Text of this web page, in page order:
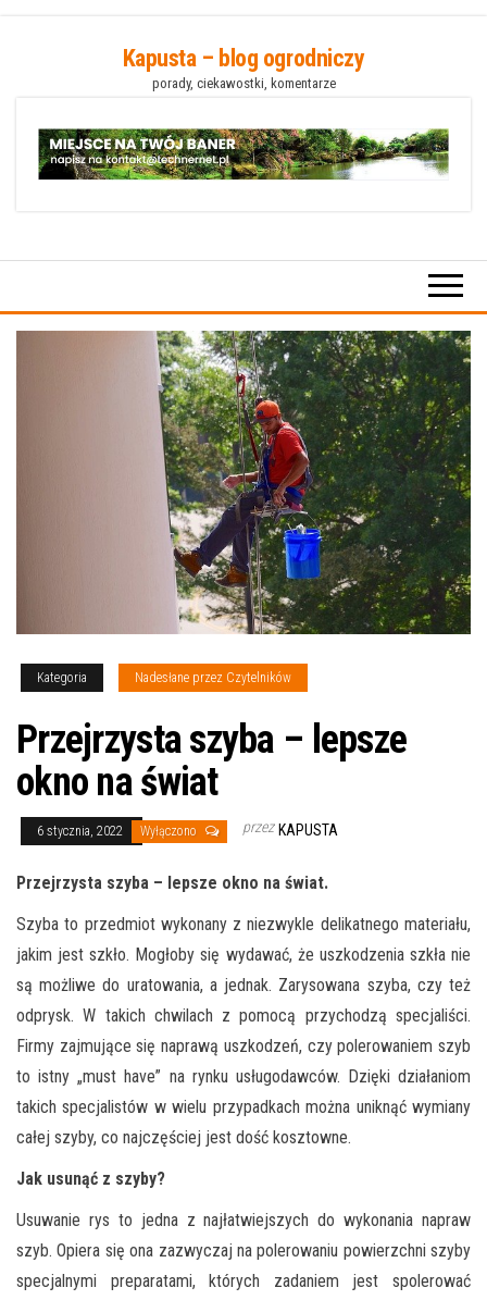
Kapusta – blog ogrodniczy
porady, ciekawostki, komentarze
Kategoria Nadesłane przez Czytelników
Przejrzysta szyba – lepsze
okno na świat
6 stycznia, 2022 Wyłączono przez KAPUSTA
Przejrzysta szyba – lepsze okno na świat.
Szyba to przedmiot wykonany z niezwykle delikatnego materiału,
jakim jest szkło. Mogłoby się wydawać, że uszkodzenia szkła nie
są możliwe do uratowania, a jednak. Zarysowana szyba, czy też
odprysk. W takich chwilach z pomocą przychodzą specjaliści.
Firmy zajmujące się naprawą uszkodzeń, czy polerowaniem szyb
to istny „must have” na rynku usługodawców. Dzięki działaniom
takich specjalistów w wielu przypadkach można uniknąć wymiany
całej szyby, co najczęściej jest dość kosztowne.
Jak usunąć z szyby?
Usuwanie rys to jedna z najłatwiejszych do wykonania napraw
szyb. Opiera się ona zazwyczaj na polerowaniu powierzchni szyby
specjalnymi preparatami, których zadaniem jest spolerować